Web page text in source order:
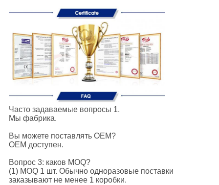
Часто задаваемые вопросы 1.
Мы фабрика.
Вы можете поставлять OEM?
OEM доступен.
Вопрос 3: каков MOQ?
(1) MOQ 1 шт. Обычно одноразовые поставки
заказывают не менее 1 коробки.